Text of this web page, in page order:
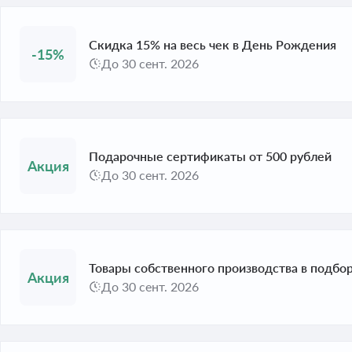
-15%
Скидка 15% на весь чек в День Рождения
До 30 сент. 2026
Подарочные сертификаты от 500 рублей
До 30 сент. 2026
Товары собственного производства в
До 30 сент. 2026